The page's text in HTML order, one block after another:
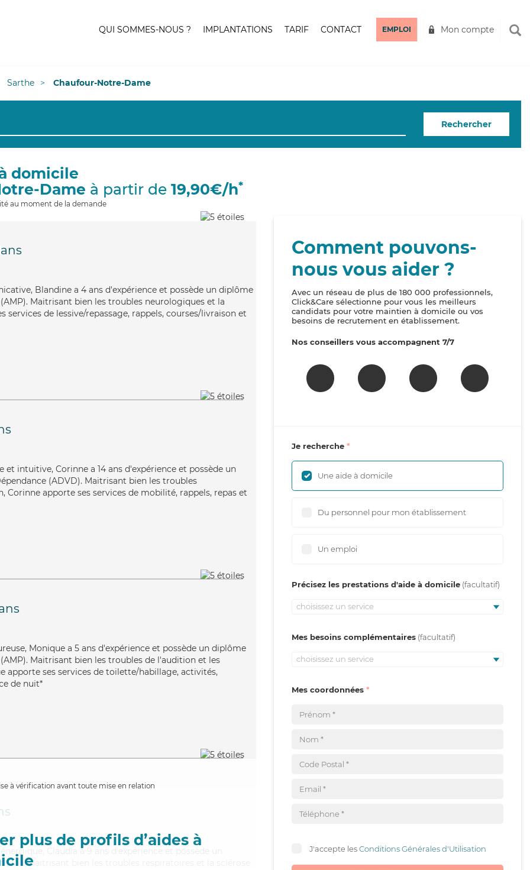
QUI SOMMES-NOUS ? IMPLANTATIONS TARIF CONTACT EMPLOI Mon compte
Sarthe Chaufour-Notre-Dame
Rechercher
domicile
Dame à partir de 19,90€/h*
au moment de la demande
Blandine a 4 ans d'expérience et possède un diplôme
Maitrisant bien les troubles neurologiques et la
services de lessive/repassage, rappels, courses/livraison et
et intuitive, Corinne a 14 ans d'expérience et possède un
(ADVD). Maitrisant bien les troubles
Corinne apporte ses services de mobilité, rappels, repas et
Monique a 5 ans d'expérience et possède un diplôme
Maitrisant bien les troubles de l'audition et les
apporte ses services de toilette/habillage, activités,
de nuit*
à vérification avant toute mise en relation
plus de profils d’aides à
Claudia a 9 ans d'expérience et possède un
(AS). Maitrisant bien les troubles respiratoires et la sclérose
Comment pouvons-
nous vous aider ?
Avec un réseau de plus de 180 000 professionnels,
Click&Care sélectionne pour vous les meilleurs
candidats pour votre maintien à domicile ou vos
besoins de recrutement en établissement.
Nos conseillers vous accompagnent 7/7
Je recherche
Une aide à domicile
Du personnel pour mon établissement
Un emploi
Précisez les prestations d'aide à domicile
choisissez un service
Mes besoins complémentaires
choisissez un service
Mes coordonnées
J'accepte lesConditions Générales d'Utilisation